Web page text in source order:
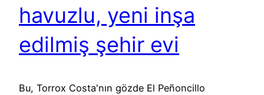
havuzlu, yeni inşa
edilmiş şehir evi
Bu, Torrox Costa'nın gözde El Peñoncillo